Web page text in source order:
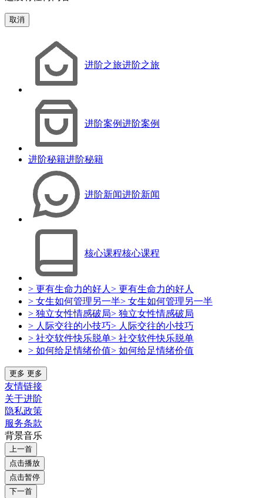
取消
进阶之旅进阶之旅
进阶案例进阶案例
进阶秘籍进阶秘籍
进阶新闻进阶新闻
核心课程核心课程
> 更有生命力的好人 > 更有生命力的好人
> 女生如何管理另一半> 女生如何管理另一半
> 独立女性情感破局> 独立女性情感破局
> 人际交往的小技巧> 人际交往的小技巧
> 社交软件快乐脱单> 社交软件快乐脱单
> 如何给足情绪价值> 如何给足情绪价值
更多 更多
友情链接
关于进阶
隐私政策
服务条款
背景音乐
上一首
点击播放
点击暂停
下一首